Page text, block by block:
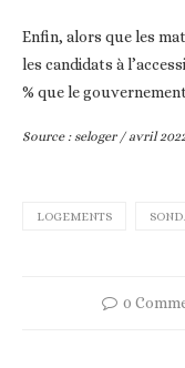
Enfin, alors que les
les candidats à
% que le
Source : seloger / avril
LOGEMENTS
0